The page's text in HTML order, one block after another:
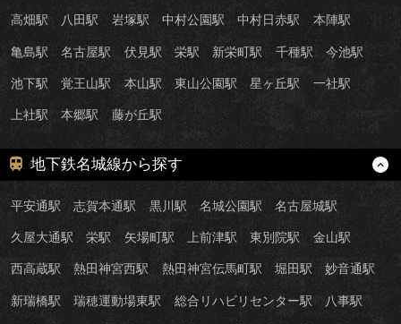
高畑駅 八田駅 岩塚駅 中村公園駅 中村日赤駅 本陣駅
亀島駅 名古屋駅 伏見駅 栄駅 新栄町駅 千種駅 今池駅
池下駅 覚王山駅 本山駅 東山公園駅 星ヶ丘駅 一社駅
上社駅 本郷駅 藤が丘駅
地下鉄名城線から探す
平安通駅 志賀本通駅 黒川駅 名城公園駅 名古屋城駅
久屋大通駅 栄駅 矢場町駅 上前津駅 東別院駅 金山駅
西高蔵駅 熱田神宮西駅 熱田神宮伝馬町駅 堀田駅 妙音通駅
新瑞橋駅 瑞穂運動場東駅 総合リハビリセンター駅 八事駅